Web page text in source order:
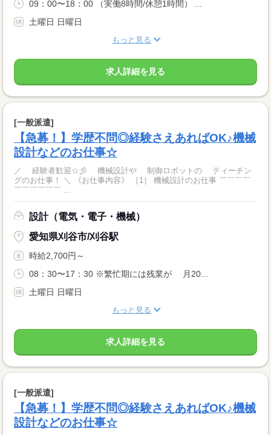
09：00〜18：00 （実働8時間/休憩1時間） ...
土曜日 日曜日
もっと見る
求人詳細を見る
[一般派遣]
【急募！】学歴不問◎経験さえあればOK♪機械
設計などのお仕事☆
／ 経験者歓迎☆彡 機械設計や 制御ロボットの ティーチン
グのお仕事！ ＼ 《お仕事内容》 ［1］ 機械設計のお仕事 ￣￣￣￣
￣￣￣￣￣￣ ...
設計（電気・電子・機械）
愛知県刈谷市/刈谷駅
時給2,700円～
08：30〜17：30 ※繁忙期には残業が 月20...
土曜日 日曜日
もっと見る
求人詳細を見る
[一般派遣]
【急募！】学歴不問◎経験さえあればOK♪機械
設計などのお仕事☆